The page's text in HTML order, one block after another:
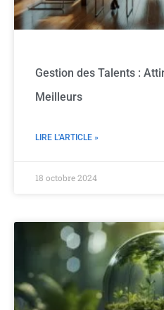
Gestion des Talents :
Meilleurs
LIRE L'ARTICLE »
18 octobre 2024